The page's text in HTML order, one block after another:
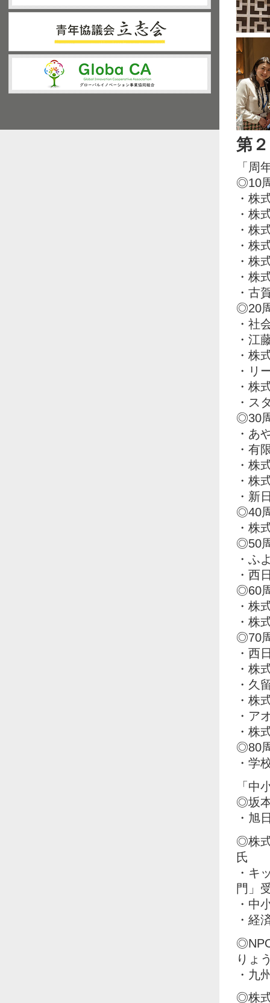
第
「周
◎10
・株
・株
・株
・株
・株
・株
・古
◎20
・社
・江
・株
・リ
・株
・ス
◎30
・あ
・有
・株
・株
・新
◎40
・株
◎50
・ふ
・西
◎60
・株
・株
◎70
・西
・株
・久
・株
・ア
・株
◎80
・学
「中
◎坂
・旭
◎株
氏
・キ
門」
・中
・経
りょ
・九
◎株